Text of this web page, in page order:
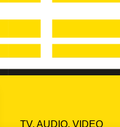
TV, AUDIO, VIDEO